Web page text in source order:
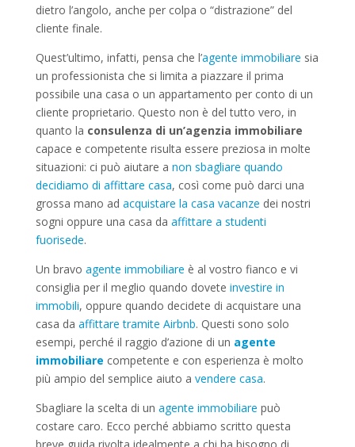
dietro l’angolo, anche per colpa o “distrazione” del
cliente finale.
Quest’ultimo, infatti, pensa che l’agente immobiliare sia
un professionista che si limita a piazzare il prima
possibile una casa o un appartamento per conto di un
cliente proprietario. Questo non è del tutto vero, in
quanto la consulenza di un’agenzia immobiliare
capace e competente risulta essere preziosa in molte
situazioni: ci può aiutare a non sbagliare quando
decidiamo di affittare casa, così come può darci una
grossa mano ad acquistare la casa vacanze dei nostri
sogni oppure una casa da affittare a studenti
fuorisede.
Un bravo agente immobiliare è al vostro fianco e vi
consiglia per il meglio quando dovete investire in
immobili, oppure quando decidete di acquistare una
casa da affittare tramite Airbnb. Questi sono solo
esempi, perché il raggio d’azione di un agente
immobiliare competente e con esperienza è molto
più ampio del semplice aiuto a vendere casa.
Sbagliare la scelta di un agente immobiliare può
costare caro. Ecco perché abbiamo scritto questa